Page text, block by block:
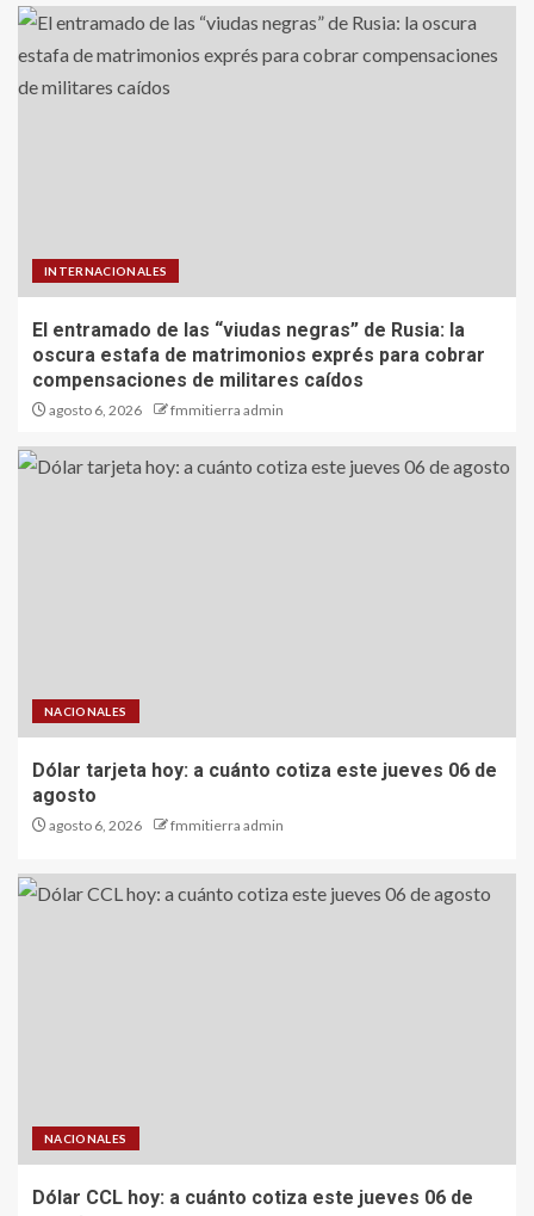
INTERNACIONALES
El entramado de las “viudas negras” de Rusia: la
oscura estafa de matrimonios exprés para cobrar
compensaciones de militares caídos
agosto 6, 2026 fmmitierra admin
NACIONALES
Dólar tarjeta hoy: a cuánto cotiza este jueves 06 de
agosto
agosto 6, 2026 fmmitierra admin
NACIONALES
Dólar CCL hoy: a cuánto cotiza este jueves 06 de